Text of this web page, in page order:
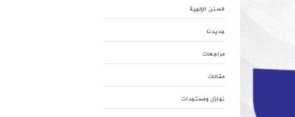
السنن الإلهية
جديدنا
مراجعات
مقالات
نوازل ومستجدات